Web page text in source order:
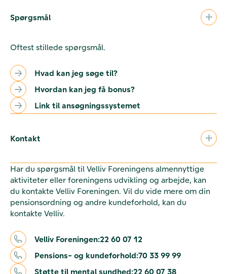
Spørgsmål
Oftest stillede spørgsmål.
Hvad kan jeg søge til?
Hvordan kan jeg få bonus?
Link til ansøgningssystemet
Kontakt
Har du spørgsmål til Velliv Foreningens almennyttige
aktiviteter eller foreningens udvikling og arbejde, kan
du kontakte Velliv Foreningen. Vil du vide mere om din
pensionsordning og andre kundeforhold, kan du
kontakte Velliv.
Velliv Foreningen:22 60 07 12
Pensions- og kundeforhold:70 33 99 99
Støtte til mental sundhed:22 60 07 38